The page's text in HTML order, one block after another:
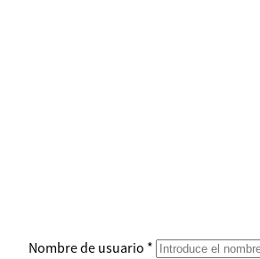
Nombre de usuario *